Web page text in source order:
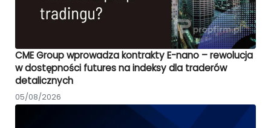
CME Group wprowadza kontrakty E-nano – rewolucja
w dostępności futures na indeksy dla traderów
detalicznych
05/08/2026